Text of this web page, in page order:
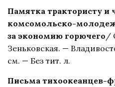
Памятка трактористу и
комсомольско-
за экономию горючего /
Зеньковская. —
см. — Без тит. л.
Письма тихоокеанцев-